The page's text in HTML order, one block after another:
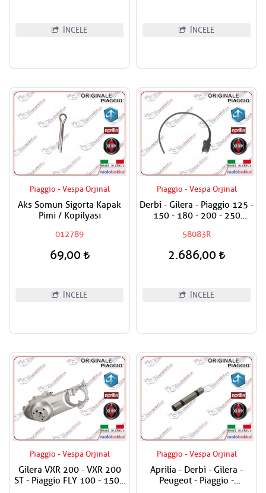
İNCELE İNCELE
Piaggio - Vespa Orjinal
Aks Somun Sigorta Kapak
Pimi / Kopilyası
012789
69,00
İNCELE
Piaggio - Vespa Orjinal
Derbi - Gilera - Piaggio 125 -
150 - 180 - 200 - 250
58083R
2.686,00
İNCELE
Piaggio - Vespa Orjinal
Gilera VXR 200 - VXR 200
ST - Piaggio FLY 100 - 150 -
Piaggio - Vespa Orjinal
Aprilia - Derbi - Gilera -
Peugeot - Piaggio -